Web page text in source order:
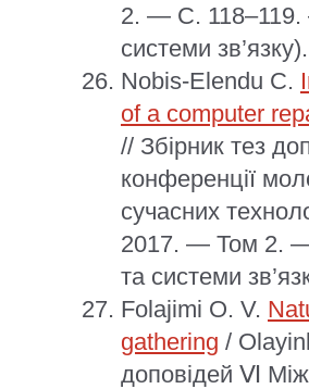
2. — С. 118–119.
системи зв’язку).
Nobis-Elendu C.
of a computer
// Збірник тез
конференції
сучасних
2017. — Том 2. —
та системи
Folajimi O. V.
gathering /
доповідей Ⅵ